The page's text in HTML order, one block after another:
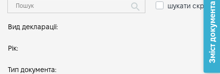
шукати скрізь
Вид декларації:
Рік:
Тип документа:
Зміст документа